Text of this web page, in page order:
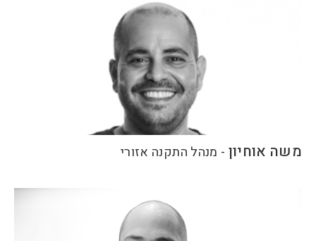
משה אוחיון - מנהל התקנה אזורי